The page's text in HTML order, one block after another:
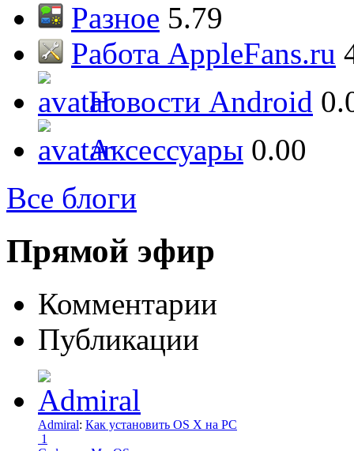
Разное 5.79
Работа AppleFans.ru
Новости Android
Аксессуары 0.00
Все блоги
Прямой эфир
Комментарии
Публикации
Admiral: Как установить OS X на PC
1